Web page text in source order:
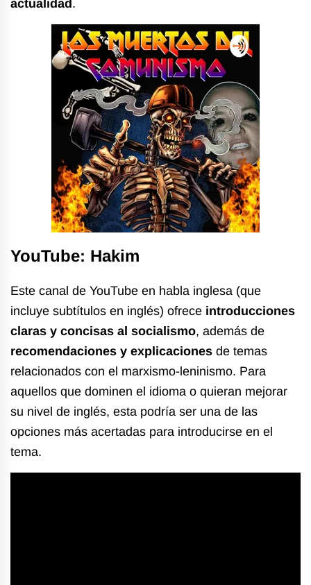
actualidad .
YouTube: Hakim
Este canal de YouTube en habla inglesa (que
incluye subtítulos en inglés) ofrece introducciones
claras y concisas al socialismo, además de
recomendaciones y explicaciones de temas
relacionados con el marxismo-leninismo. Para
aquellos que dominen el idioma o quieran mejorar
su nivel de inglés, esta podría ser una de las
opciones más acertadas para introducirse en el
tema.